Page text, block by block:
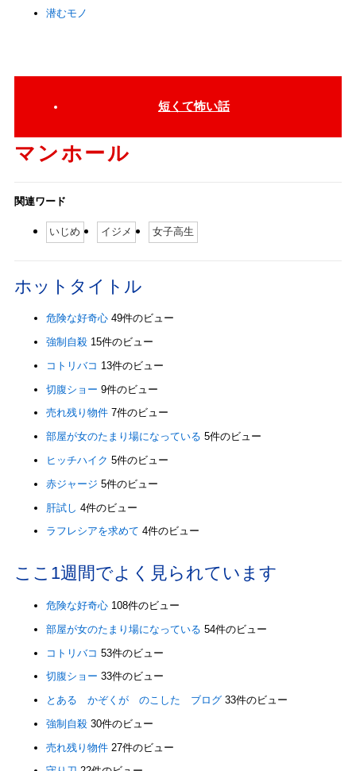
潜むモノ
短くて怖い話
マンホール
関連ワード
いじめ イジメ 女子高生
ホットタイトル
危険な好奇心 49件のビュー
強制自殺 15件のビュー
コトリバコ 13件のビュー
切腹ショー 9件のビュー
売れ残り物件 7件のビュー
部屋が女のたまり場になっている 5件のビュー
ヒッチハイク 5件のビュー
赤ジャージ 5件のビュー
肝試し 4件のビュー
ラフレシアを求めて 4件のビュー
ここ1週間でよく見られています
危険な好奇心 108件のビュー
部屋が女のたまり場になっている 54件のビュー
コトリバコ 53件のビュー
切腹ショー 33件のビュー
とある かぞくが のこした ブログ 33件のビュー
強制自殺 30件のビュー
売れ残り物件 27件のビュー